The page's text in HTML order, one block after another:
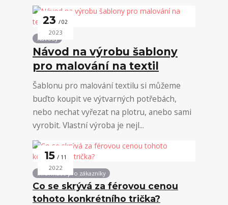
23 02
2023
Návody
Návod na výrobu šablony
pro malování na textil
Šablonu pro malování textilu si můžeme
buďto koupit ve výtvarných potřebách,
nebo nechat vyřezat na plotru, anebo sami
vyrobit. Vlastní výroba je nejl...
15 11
2022
Informace pro zákazníky
Co se skrývá za férovou cenou
tohoto konkrétního trička?